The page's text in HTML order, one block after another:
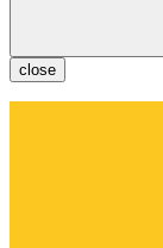
close